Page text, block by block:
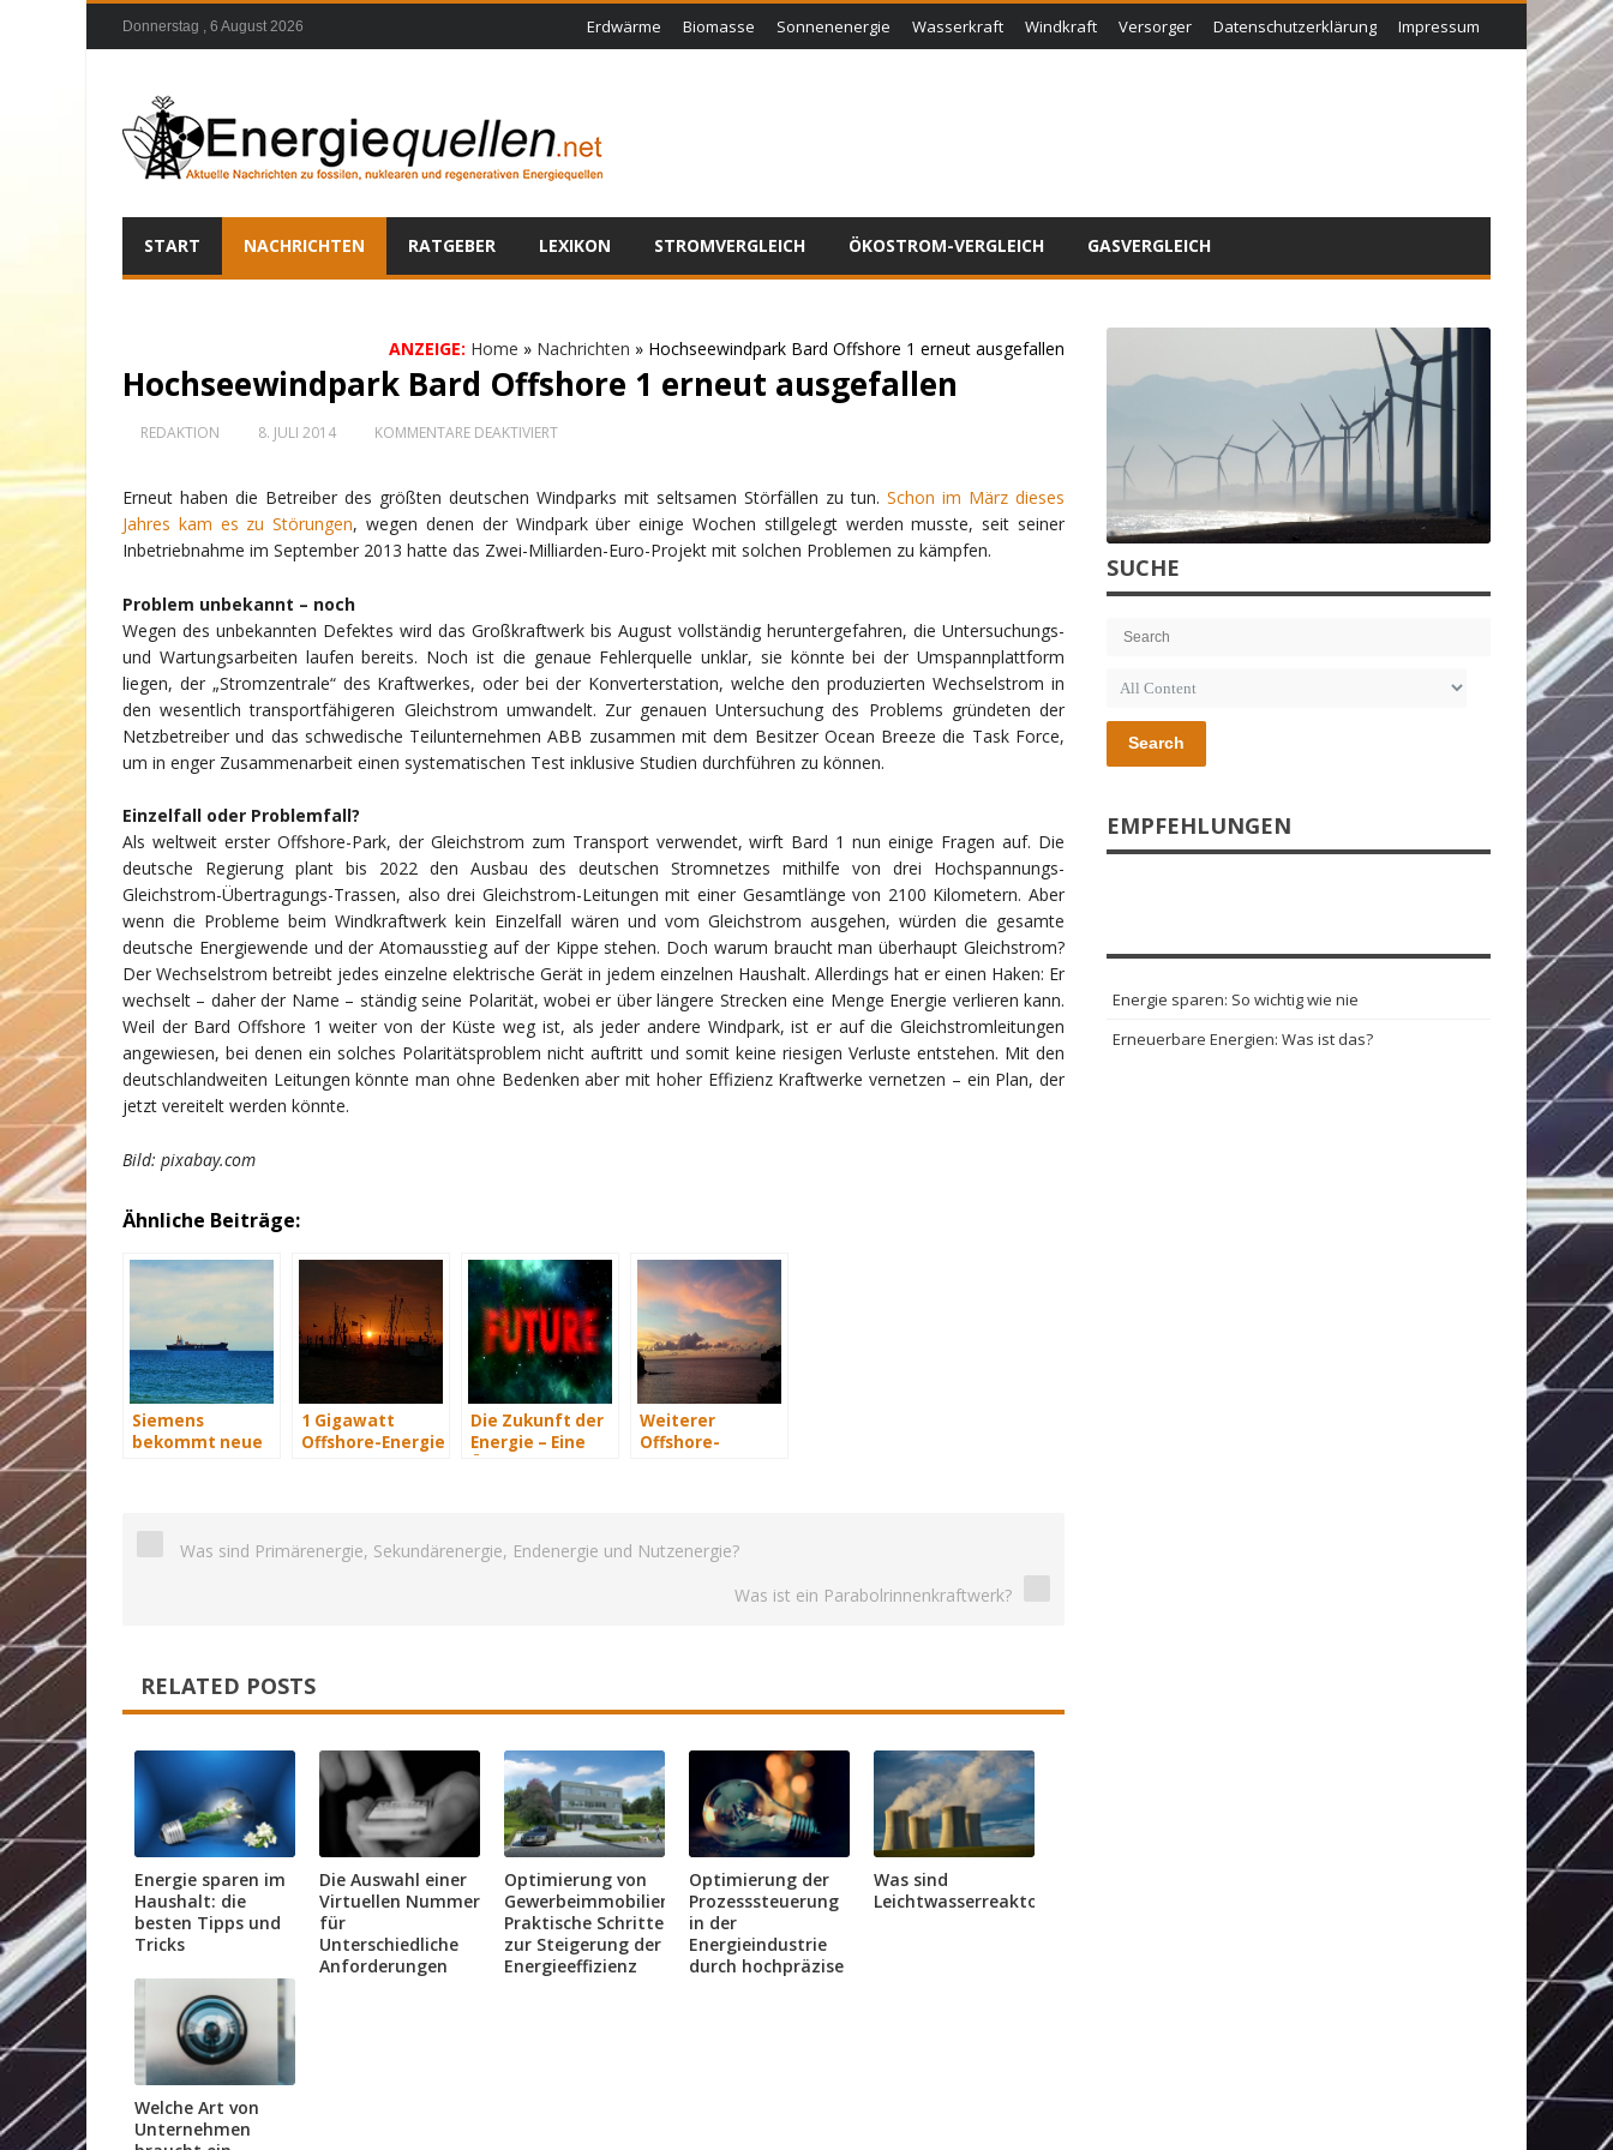
Donnerstag , 6 August 2026 Erdwärme Biomasse Sonnenenergie Wasserkraft Windkraft Versorger Datenschutzerklärung Impressum
START NACHRICHTEN RATGEBER LEXIKON STROMVERGLEICH ÖKOSTROM-VERGLEICH GASVERGLEICH
ANZEIGE: Home » Nachrichten » Hochseewindpark Bard Offshore 1 erneut ausgefallen
Hochseewindpark Bard Offshore 1 erneut ausgefallen
REDAKTION 8. JULI 2014 KOMMENTARE DEAKTIVIERTFÜR
OFFSHORE
1
ERNEUT
AUSGEFALLEN
Erneut haben die Betreiber des größten deutschen Windparks mit seltsamen Störfällen zu tun. Schon im März dieses
Jahres kam es zu Störungen, wegen denen der Windpark über einige Wochen stillgelegt werden musste, seit seiner
Inbetriebnahme im September 2013 hatte das Zwei-Milliarden-Euro-Projekt mit solchen Problemen zu kämpfen.
Problem unbekannt – noch
Wegen des unbekannten Defektes wird das Großkraftwerk bis August vollständig heruntergefahren, die Untersuchungs-
und Wartungsarbeiten laufen bereits. Noch ist die genaue Fehlerquelle unklar, sie könnte bei der Umspannplattform
liegen, der „Stromzentrale“ des Kraftwerkes, oder bei der Konverterstation, welche den produzierten Wechselstrom in
den wesentlich transportfähigeren Gleichstrom umwandelt. Zur genauen Untersuchung des Problems gründeten der
Netzbetreiber und das schwedische Teilunternehmen ABB zusammen mit dem Besitzer Ocean Breeze die Task Force,
um in enger Zusammenarbeit einen systematischen Test inklusive Studien durchführen zu können.
Einzelfall oder Problemfall?
Als weltweit erster Offshore-Park, der Gleichstrom zum Transport verwendet, wirft Bard 1 nun einige Fragen auf. Die
deutsche Regierung plant bis 2022 den Ausbau des deutschen Stromnetzes mithilfe von drei Hochspannungs-
Gleichstrom-Übertragungs-Trassen, also drei Gleichstrom-Leitungen mit einer Gesamtlänge von 2100 Kilometern. Aber
wenn die Probleme beim Windkraftwerk kein Einzelfall wären und vom Gleichstrom ausgehen, würden die gesamte
deutsche Energiewende und der Atomausstieg auf der Kippe stehen. Doch warum braucht man überhaupt Gleichstrom?
Der Wechselstrom betreibt jedes einzelne elektrische Gerät in jedem einzelnen Haushalt. Allerdings hat er einen Haken: Er
wechselt – daher der Name – ständig seine Polarität, wobei er über längere Strecken eine Menge Energie verlieren kann.
Weil der Bard Offshore 1 weiter von der Küste weg ist, als jeder andere Windpark, ist er auf die Gleichstromleitungen
angewiesen, bei denen ein solches Polaritätsproblem nicht auftritt und somit keine riesigen Verluste entstehen. Mit den
deutschlandweiten Leitungen könnte man ohne Bedenken aber mit hoher Effizienz Kraftwerke vernetzen – ein Plan, der
jetzt vereitelt werden könnte.
Bild: pixabay.com
Ähnliche Beiträge:
Siemens
bekommt neue
1 Gigawatt
Offshore-Energie
Die Zukunft der
Energie – Eine
Weiterer
Offshore-
Was sind Primärenergie, Sekundärenergie, Endenergie und Nutzenergie?
Was ist ein Parabolrinnenkraftwerk?
RELATED POSTS
Energie sparen im
Haushalt: die
besten Tipps und
Tricks
Die Auswahl einer
Virtuellen Nummer
für
Unterschiedliche
Anforderungen
Optimierung von
Gewerbeimmobilien:
Praktische Schritte
zur Steigerung der
Energieeffizienz
Optimierung der
Prozesssteuerung
in der
Energieindustrie
durch hochpräzise
Was sind
Leichtwasserreaktoren?
Welche Art von
Unternehmen
SUCHE
Search
EMPFEHLUNGEN
Energie sparen: So wichtig wie nie
Erneuerbare Energien: Was ist das?